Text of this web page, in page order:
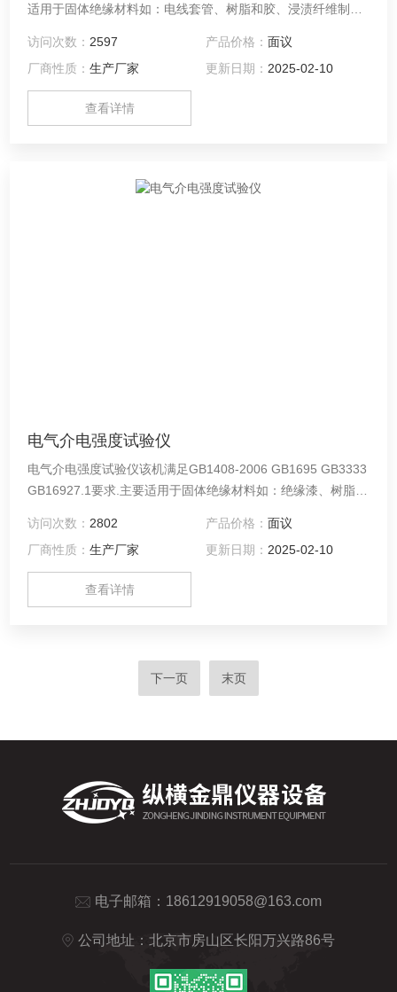
适用于固体绝缘材料如：电线套管、树脂和胶、浸渍纤维制
胶、电缆纸、绝缘漆漆膜、硬质橡胶、纸板、绝缘油等绝缘介
质在空气或液体介质中
访问次数： 2597 产品价格： 面议
厂商性质：生产厂家 更新日期： 2025-02-10
查看详情
电气介电强度试验仪
电气介电强度试验仪该机满足GB1408-2006 GB1695 GB3333
GB16927.1要求.主要适用于固体绝缘材料如：绝缘漆、树脂和
等介质在工频电压下的击穿强度和耐电压时间进行测试；该仪
器采用计算机控制，试验过程通过人机对话方式完成
访问次数： 2802 产品价格： 面议
厂商性质：生产厂家 更新日期： 2025-02-10
查看详情
下一页 末页
电子邮箱： 18612919058@163.com
公司地址：北京市房山区长阳万兴路86号